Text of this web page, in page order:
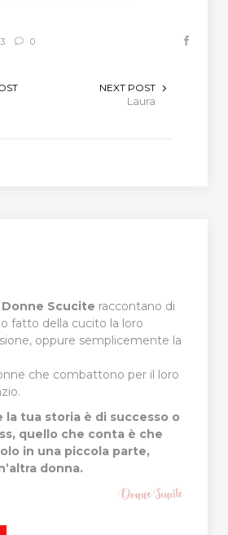
0
NEXT POST
Laura
Scucite raccontano di
fatto della cucito la loro
oppure semplicemente la
che combattono per il loro
la tua storia è di successo o
quello che conta è che
in una piccola parte,
donna.